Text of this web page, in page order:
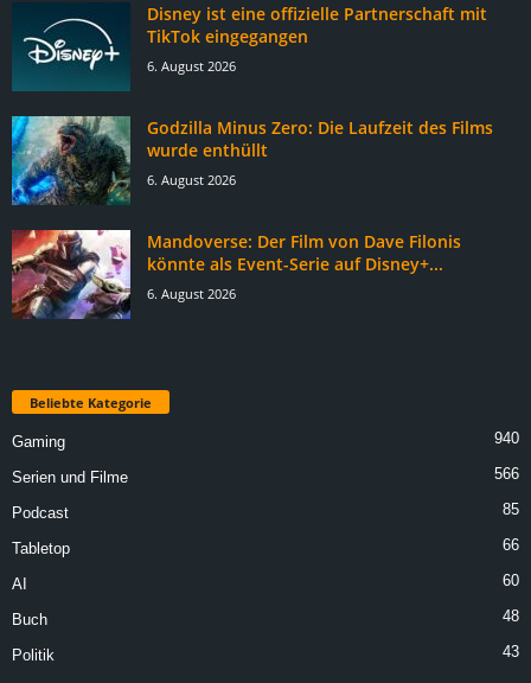
Disney ist eine offizielle Partnerschaft mit
TikTok eingegangen
6. August 2026
Godzilla Minus Zero: Die Laufzeit des Films
wurde enthüllt
6. August 2026
Mandoverse: Der Film von Dave Filonis
könnte als Event-Serie auf Disney+...
6. August 2026
Beliebte Kategorie
Gaming 940
Serien und Filme 566
Podcast 85
Tabletop 66
AI 60
Buch 48
Politik 43